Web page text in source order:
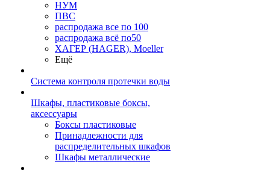
НУМ
ПВС
распродажа все по 100
распродажа всё по50
ХАГЕР (HAGER), Moeller
Ещё
Система контроля протечки воды
Шкафы, пластиковые боксы,
аксессуары
Боксы пластиковые
Принадлежности для
распределительных шкафов
Шкафы металлические